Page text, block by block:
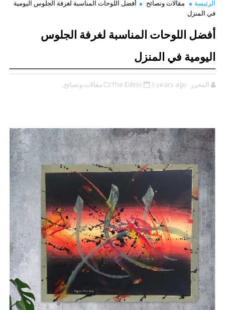
الرئيسة مقالات ونصائح
أفضل اللوحات المناسبة لغرفة الجلوس اليومية
في المنزل
أفضل اللوحات المناسبة لغرفة الجلوس
اليومية في المنزل
المحرر The Editor 3 years ago مقالات ونصائح,